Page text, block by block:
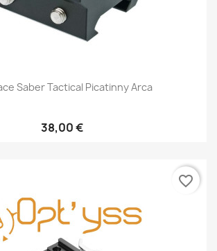
Saber Tactical Picatinny Arca
38,00 €
favorite_border